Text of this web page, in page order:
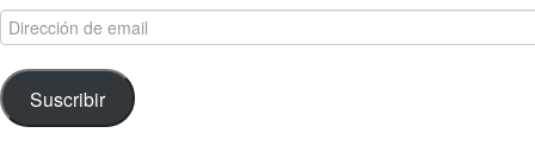
Dirección
de
email
Suscribir